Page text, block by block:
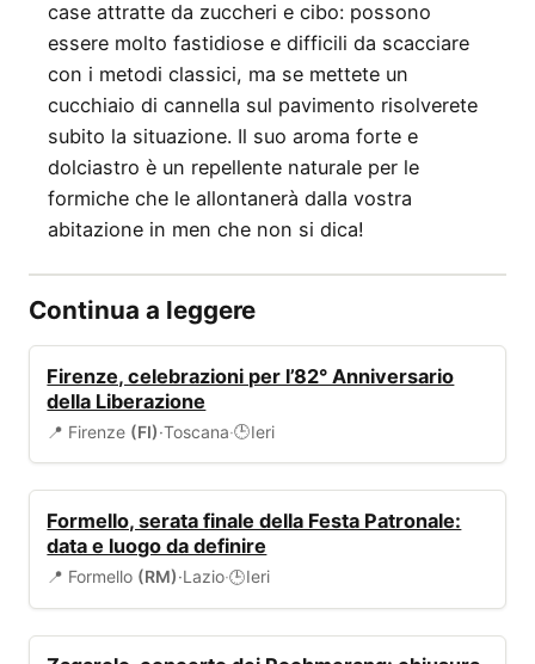
case attratte da zuccheri e cibo: possono
essere molto fastidiose e difficili da scacciare
con i metodi classici, ma se mettete un
cucchiaio di cannella sul pavimento risolverete
subito la situazione. Il suo aroma forte e
dolciastro è un repellente naturale per le
formiche che le allontanerà dalla vostra
abitazione in men che non si dica!
Continua a leggere
Firenze, celebrazioni per l’82° Anniversario
della Liberazione
📍 Firenze (FI)·Toscana·🕒Ieri
Formello, serata finale della Festa Patronale:
data e luogo da definire
📍 Formello (RM)·Lazio·🕒Ieri